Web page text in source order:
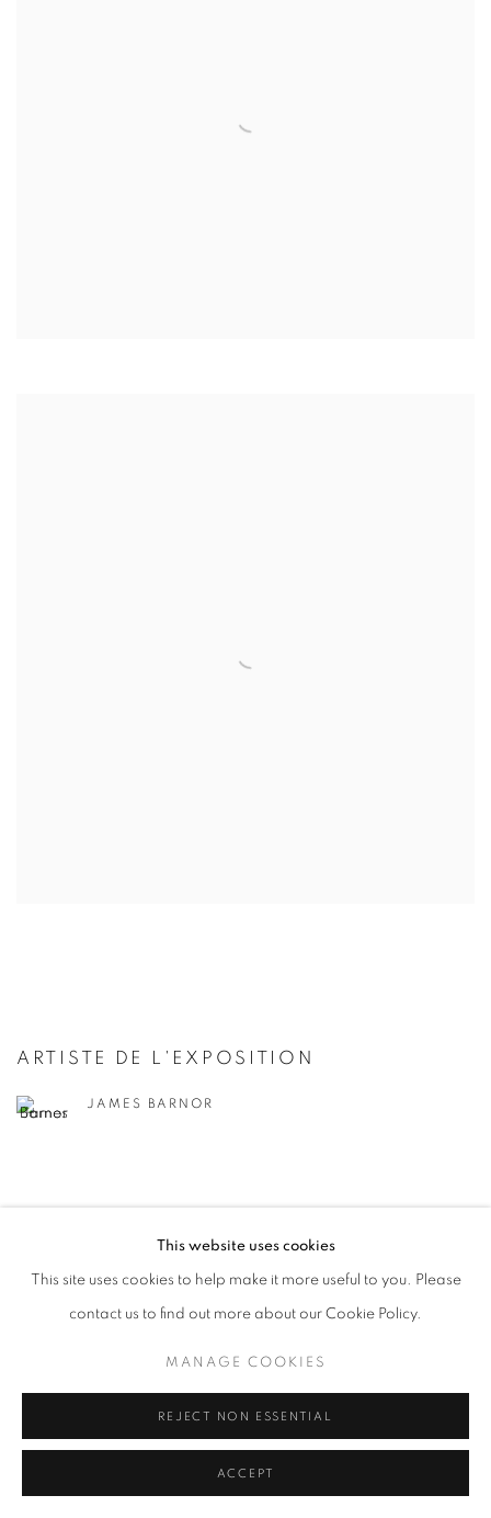
ARTISTE DE L'EXPOSITION
JAMES BARNOR
Galerie Clémentine de la Féronnière
51, rue saint-Louis-en-l’île,
Horaires d'ouverture
This website uses cookies
This site uses cookies to help make it more useful to you. Please
contact us to find out more about our Cookie Policy.
MANAGE COOKIES
REJECT NON ESSENTIAL
ACCEPT